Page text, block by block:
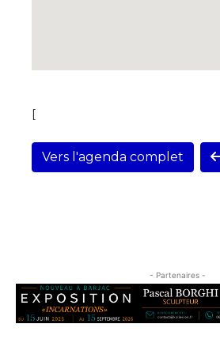
[
Vers l'agenda complet
- Partenaires -